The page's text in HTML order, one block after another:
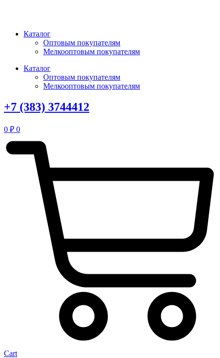
Каталог
Оптовым покупателям
Мелкооптовым покупателям
Каталог
Оптовым покупателям
Мелкооптовым покупателям
+7 (383) 3744412
0 ₽ 0
Cart